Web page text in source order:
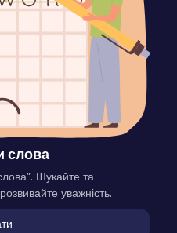
слова
Шукайте та
уважність.